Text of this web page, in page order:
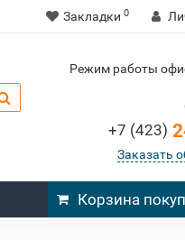
Закладки 0
Режим работы
+7 (423)
Заказать
Корзина